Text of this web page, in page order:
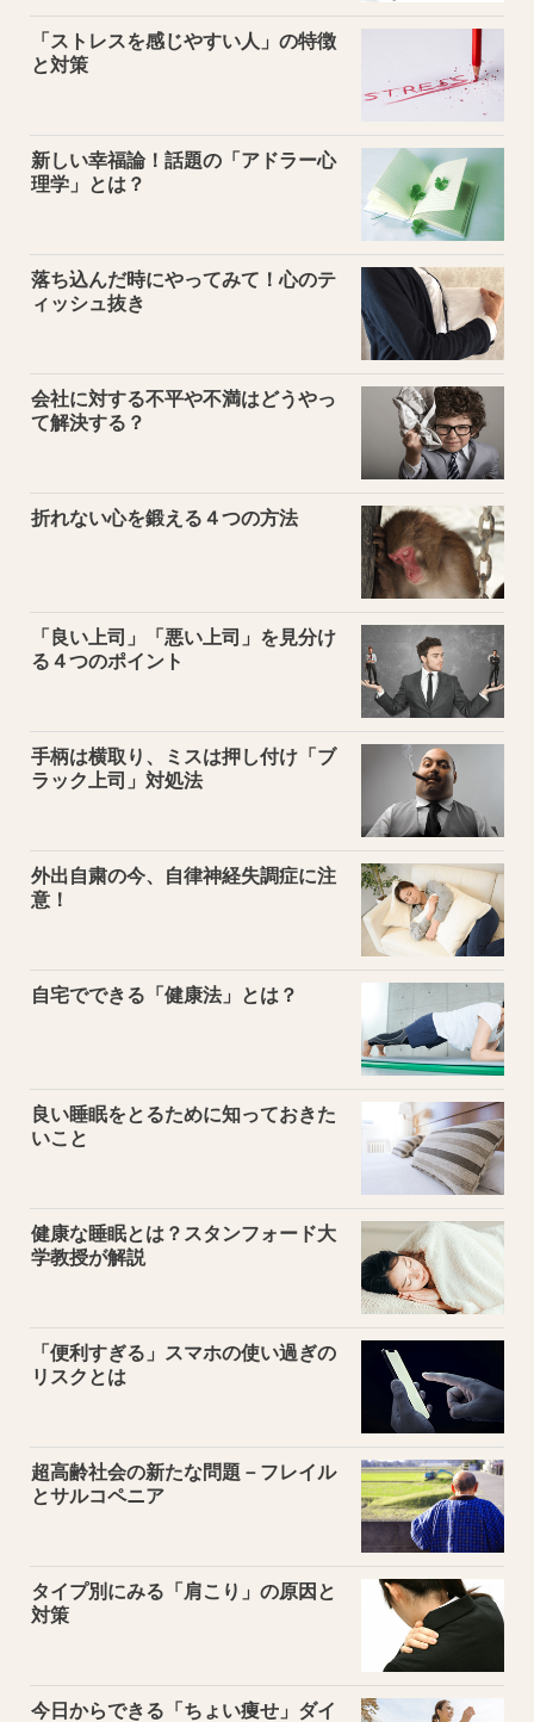
「ストレスを感じやすい人」の特徴
と対策
新しい幸福論！話題の「アドラー心
理学」とは？
落ち込んだ時にやってみて！心のテ
ィッシュ抜き
会社に対する不平や不満はどうやっ
て解決する？
折れない心を鍛える４つの方法
「良い上司」「悪い上司」を見分け
る４つのポイント
手柄は横取り、ミスは押し付け「ブ
ラック上司」対処法
外出自粛の今、自律神経失調症に注
意！
自宅でできる「健康法」とは？
良い睡眠をとるために知っておきた
いこと
健康な睡眠とは？スタンフォード大
学教授が解説
「便利すぎる」スマホの使い過ぎの
リスクとは
超高齢社会の新たな問題－フレイル
とサルコペニア
タイプ別にみる「肩こり」の原因と
対策
今日からできる「ちょい痩せ」ダイ